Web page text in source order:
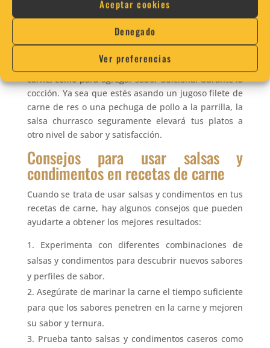
Aceptar cookies
Denegado
Ver preferencias
de tomate, cebolla, pimientos y especias, y
complementa a la perfección los sabores ahumados
utilizar tanto como marinada antes de cocinar la
carne, como para agregar sabor adicional durante la
cocción. Ya sea que estés asando un jugoso filete de
carne de res o una pechuga de pollo a la parrilla, la
salsa churrasco seguramente elevará tus platos a
otro nivel de sabor y satisfacción.
Consejos para usar salsas y
condimentos en recetas de carne
Cuando se trata de usar salsas y condimentos en tus
recetas de carne, hay algunos consejos que pueden
ayudarte a obtener los mejores resultados:
Experimenta con diferentes combinaciones de
salsas y condimentos para descubrir nuevos sabores
y perfiles de sabor.
Asegúrate de marinar la carne el tiempo suficiente
para que los sabores penetren en la carne y mejoren
su sabor y ternura.
Prueba tanto salsas y condimentos caseros como